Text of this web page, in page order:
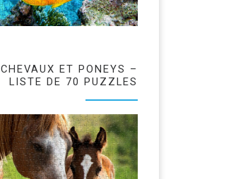
CHEVAUX ET PONEYS –
LISTE DE 70 PUZZLES